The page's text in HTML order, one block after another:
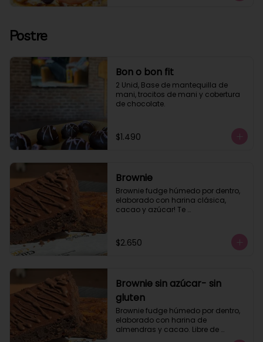
Postre
Bon o bon fit
2 Unid, Base de mantequilla de
mani, trocitos de mani y cobertura
de chocolate.
$1.490
Brownie
Brownie fudge húmedo por dentro,
elaborado con harina clásica,
cacao y azúcar! Te
$2.650
Brownie sin azúcar- sin
gluten
Brownie fudge húmedo por dentro,
elaborado con harina de
almendras y cacao. Libre de